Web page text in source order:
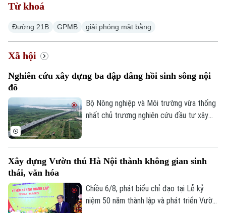
Từ khoá
Đường 21B GPMB giải phóng mặt bằng
Xã hội
Nghiên cứu xây dựng ba đập dâng hồi sinh sông nội
đô
Bộ Nông nghiệp và Môi trường vừa thống
nhất chủ trương nghiên cứu đầu tư xây
các công trình được kỳ vọng sẽ góp phần
môi trường các sông nội đô như Tô Lịch,
Nhuệ và Đáy, đồng thời nâng cao khả năng
Xây dựng Vườn thú Hà Nội thành không gian sinh
thái, văn hóa
Chiều 6/8, phát biểu chỉ đạo tại Lễ kỷ
niệm 50 năm thành lập và phát triển Vườn